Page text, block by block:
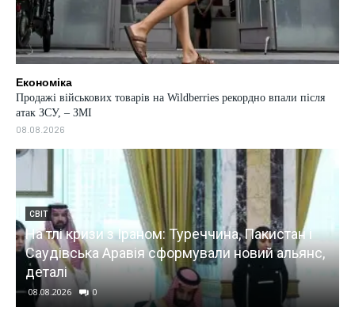
Економіка
Продажі військових товарів на Wildberries рекордно впали після
атак ЗСУ, – ЗМІ
08.08.2026
СВІТ
На тлі кризи з Іраном: Туреччина, Пакистан і
Саудівська Аравія сформували новий альянс,
деталі
08.08.2026 0